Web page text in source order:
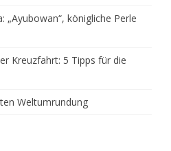
„Ayubowan“, königliche Perle
Kreuzfahrt: 5 Tipps für die
Weltumrundung